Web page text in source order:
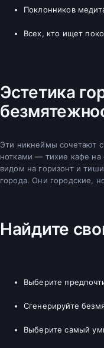
Поклонников
Всех, кто ищет
Эстетика
Эти никнеймы сочетают
нотками — тихие кафе
видом на горизонт и
города. Они городские,
Найдите
Выберите
Сгенерируйте
Выберите самый